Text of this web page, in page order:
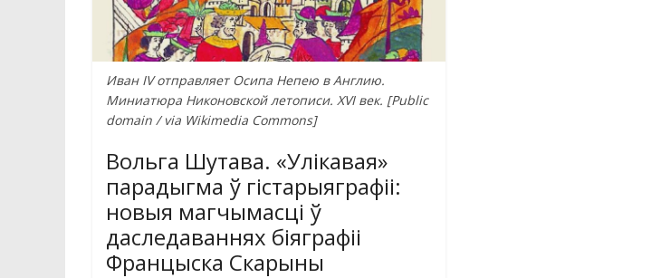
Иван IV отправляет Осипа Непею в Англию.
Миниатюра Никоновской летописи. XVI век. [Public
domain / via Wikimedia Commons]
Вольга Шутава. «Улікавая»
парадыгма ў гістарыяграфіі:
новыя магчымасці ў
даследаваннях біяграфіі
Францыска Скарыны